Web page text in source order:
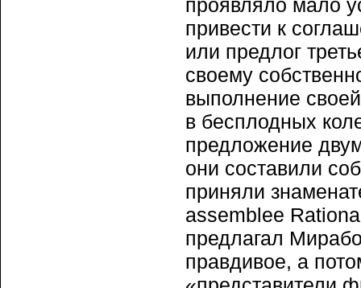
проявляло мало
привести к
или предлог
своему
выполнение
в бесплодных
предложение
они составили
приняли
assemblee
предлагал
правдивое, а